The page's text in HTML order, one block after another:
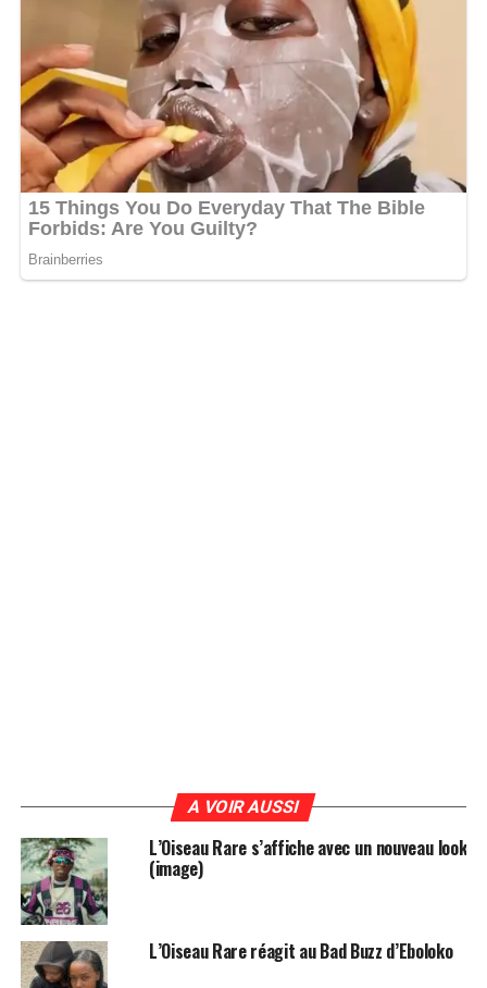
A VOIR AUSSI
L’Oiseau Rare s’affiche avec un nouveau look
(image)
L’Oiseau Rare réagit au Bad Buzz d’Eboloko